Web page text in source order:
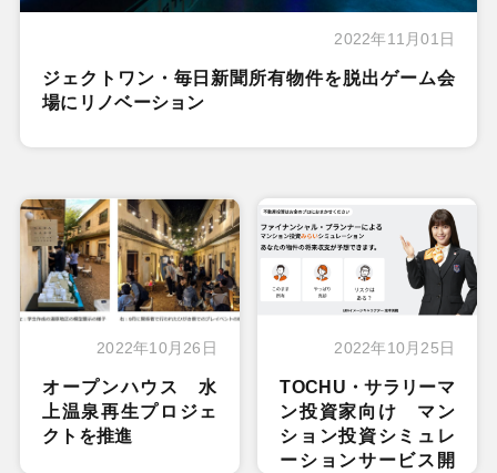
2022年11月01日
ジェクトワン・毎日新聞所有物件を脱出ゲーム会
場にリノベーション
2022年10月26日
オープンハウス 水
上温泉再生プロジェ
クトを推進
2022年10月25日
TOCHU・サラリーマ
ン投資家向け マン
ション投資シミュレ
ーションサービス開